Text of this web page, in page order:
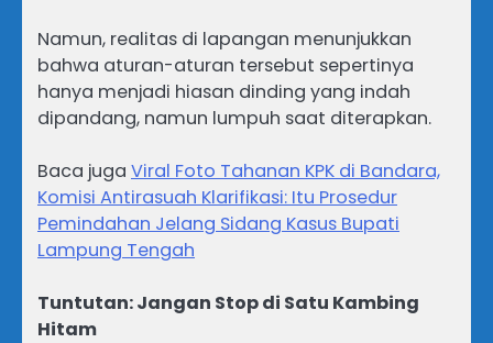
Namun, realitas di lapangan menunjukkan
bahwa aturan-aturan tersebut sepertinya
hanya menjadi hiasan dinding yang indah
dipandang, namun lumpuh saat diterapkan.
Baca juga Viral Foto Tahanan KPK di Bandara,
Komisi Antirasuah Klarifikasi: Itu Prosedur
Pemindahan Jelang Sidang Kasus Bupati
Lampung Tengah
Tuntutan: Jangan Stop di Satu Kambing
Hitam